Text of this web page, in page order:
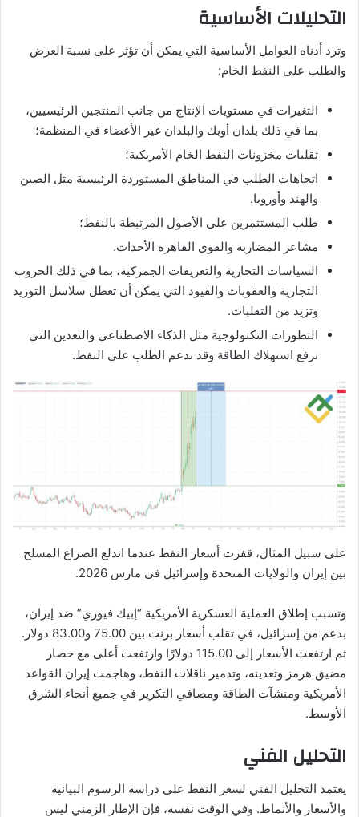
التحليلات الأساسية
وترد أدناه العوامل الأساسية التي يمكن أن تؤثر على نسبة العرض
والطلب على النفط الخام:
التغيرات في مستويات الإنتاج من جانب المنتجين الرئيسيين،
بما في ذلك بلدان أوبك والبلدان غير الأعضاء في المنظمة؛
تقلبات مخزونات النفط الخام الأمريكية؛
اتجاهات الطلب في المناطق المستوردة الرئيسية مثل الصين
والهند وأوروبا.
طلب المستثمرين على الأصول المرتبطة بالنفط؛
مشاعر المضاربة والقوى القاهرة الأحداث.
السياسات التجارية والتعريفات الجمركية، بما في ذلك الحروب
التجارية والعقوبات والقيود التي يمكن أن تعطل سلاسل التوريد
وتزيد من التقلبات.
التطورات التكنولوجية مثل الذكاء الاصطناعي والتعدين التي
ترفع استهلاك الطاقة وقد تدعم الطلب على النفط.
على سبيل المثال، قفزت أسعار النفط عندما اندلع الصراع المسلح
بين إيران والولايات المتحدة وإسرائيل في مارس 2026.
وتسبب إطلاق العملية العسكرية الأمريكية “إبيك فيوري” ضد إيران،
بدعم من إسرائيل، في تقلب أسعار برنت بين 75.00 و83.00 دولار.
ثم ارتفعت الأسعار إلى 115.00 دولارًا وارتفعت أعلى مع حصار
مضيق هرمز وتعدينه، وتدمير ناقلات النفط، وهاجمت إيران القواعد
الأمريكية ومنشآت الطاقة ومصافي التكرير في جميع أنحاء الشرق
الأوسط.
التحليل الفني
يعتمد التحليل الفني لسعر النفط على دراسة الرسوم البيانية
والأسعار والأنماط. وفي الوقت نفسه، فإن الإطار الزمني ليس